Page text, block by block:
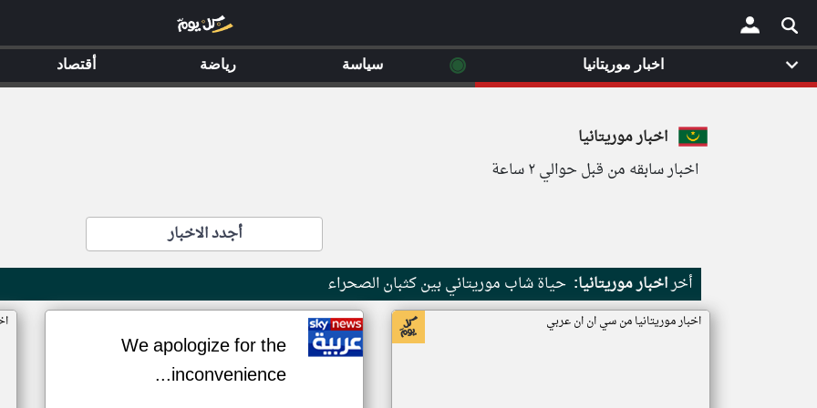
×
اخبار موريتانيا
اخبار سابقه من قبل حوالي ٢ ساعة
أجدد الاخبار
أخراخبار موريتانيا: حياة شاب موريتاني بين كثبان الصحراء
اخبار موريتانيا من سي ان ان عربي
We apologize for the
inconvenience...
اخبار موريتانيا ◉ سياسة رياضة أقتصاد